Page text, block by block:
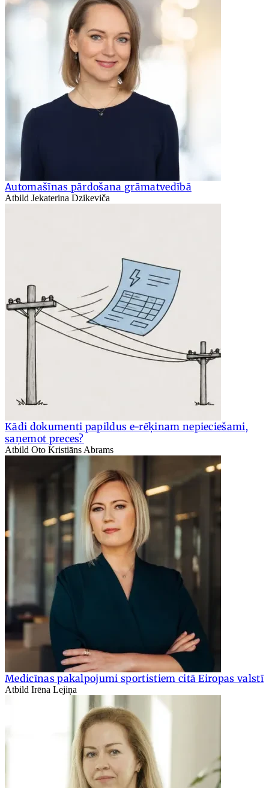
Automašīnas pārdošana grāmatvedībā
Atbild Jekaterina Dzikeviča
Kādi dokumenti papildus e-rēķinam nepieciešami,
saņemot preces?
Atbild Oto Kristiāns Abrams
Medicīnas pakalpojumi sportistiem citā Eiropas valstī
Atbild Irēna Lejiņa